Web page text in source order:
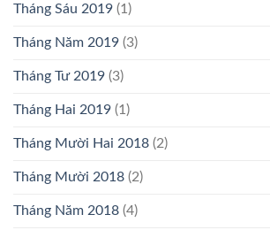
Tháng Sáu 2019 (1)
Tháng Năm 2019 (3)
Tháng Tư 2019 (3)
Tháng Hai 2019 (1)
Tháng Mười Hai 2018 (2)
Tháng Mười 2018 (2)
Tháng Năm 2018 (4)